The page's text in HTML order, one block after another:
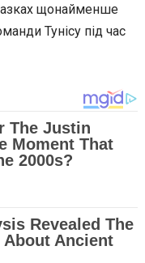
щонайменше
Тунісу під час